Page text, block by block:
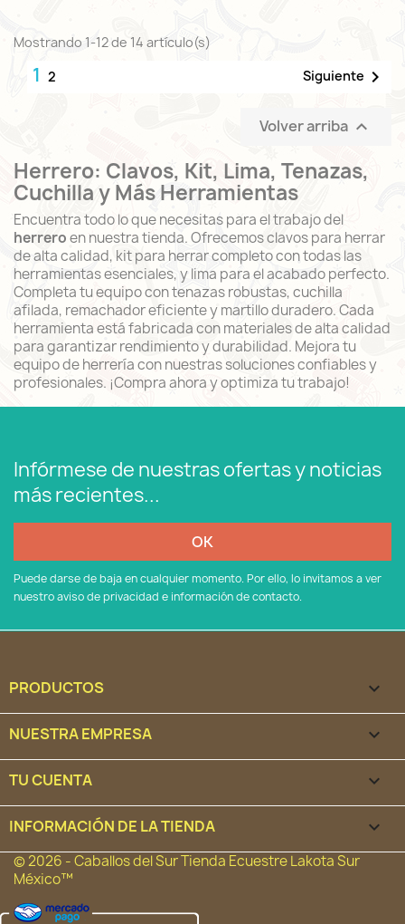
Mostrando 1-12 de 14 artículo(s)
1 2 Siguiente 
Volver arriba 
Herrero: Clavos, Kit, Lima, Tenazas,
Cuchilla y Más Herramientas
Encuentra todo lo que necesitas para el trabajo del
herreroen nuestra tienda. Ofrecemos clavos para herrar
de alta calidad, kit para herrar completo con todas las
herramientas esenciales, y lima para el acabado perfecto.
Completa tu equipo con tenazas robustas, cuchilla
afilada, remachador eficiente y martillo duradero. Cada
herramienta está fabricada con materiales de alta calidad
para garantizar rendimiento y durabilidad. Mejora tu
equipo de herrería con nuestras soluciones confiables y
profesionales. ¡Compra ahora y optimiza tu trabajo!
Infórmese de nuestras ofertas y noticias
más recientes...
Puede darse de baja en cualquier momento. Por ello, lo invitamos a ver
nuestro aviso de privacidad e información de contacto.
PRODUCTOS 
NUESTRA EMPRESA 
TU CUENTA 
INFORMACIÓN DE LA TIENDA keyboard_arrow_down
© 2026 - Caballos del Sur Tienda Ecuestre Lakota Sur
México™